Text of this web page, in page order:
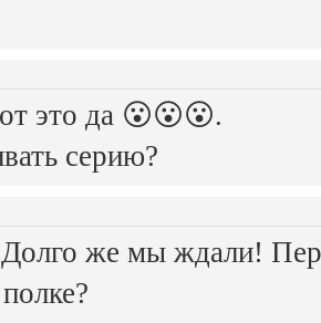
это да 😮😮😮.
серию?
Долго же мы ждали!